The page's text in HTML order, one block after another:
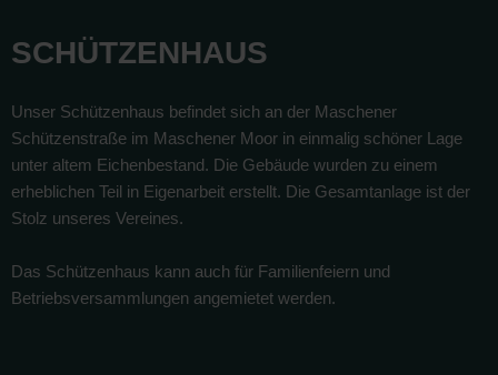
SCHÜTZENHAUS
Unser Schützenhaus befindet sich an der Maschener
Schützenstraße im Maschener Moor in einmalig schöner Lage
unter altem Eichenbestand. Die Gebäude wurden zu einem
erheblichen Teil in Eigenarbeit erstellt. Die Gesamtanlage ist der
Stolz unseres Vereines.
Das Schützenhaus kann auch für Familienfeiern und
Betriebsversammlungen angemietet werden.